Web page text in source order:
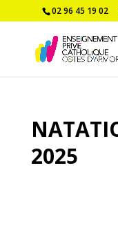
02 96 45 19 02
2025